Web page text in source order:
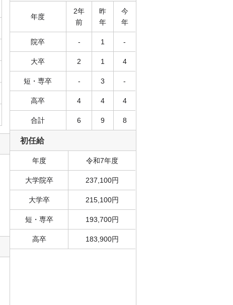
年度
2年
前
昨
年
今
年
院卒 - 1 -
大卒 2 1 4
短・専卒 - 3 -
高卒 4 4 4
合計 6 9 8
初任給
年度 令和7年度
大学院卒 237,100円
大学卒 215,100円
短・専卒 193,700円
高卒 183,900円